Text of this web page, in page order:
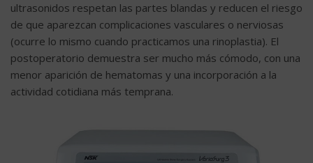
ultrasonidos respetan las partes blandas y reducen el riesgo
de que aparezcan complicaciones vasculares o nerviosas
(ocurre lo mismo cuando practicamos una rinoplastia). El
postoperatorio demuestra ser mucho más cómodo, con una
menor aparición de hematomas y una incorporación a la
actividad cotidiana más temprana.